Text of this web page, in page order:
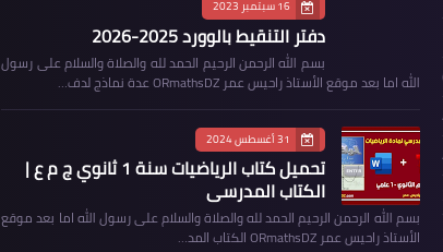
16 سبتمبر 2023
دفتر التنقيط بالوورد 2025-2026
بسم الله الرحمن الرحيم الحمد لله والصلاة والسلام على رسول
الله اما بعد موقع الأستاذ راحيس عمر ORmathsDZ عدة نماذج لدف…
31 أغسطس 2024
تحميل كتاب الرياضيات سنة 1 ثانوي ج م ع |
الكتاب المدرسي
بسم الله الرحمن الرحيم الحمد لله والصلاة والسلام على رسول الله اما بعد موقع
الأستاذ راحيس عمر ORmathsDZ الكتاب المد…